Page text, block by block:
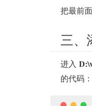
把最前
三、
进入
的代码：